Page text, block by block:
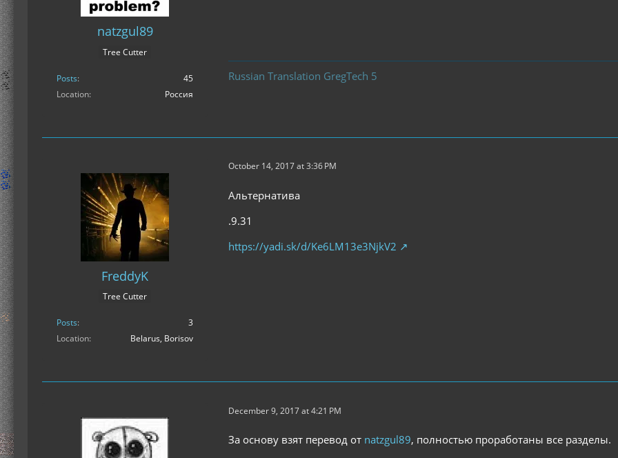
natzgul89
Tree Cutter
Posts
45
Location
Россия
Russian Translation GregTech 5
FreddyK
Tree Cutter
Posts
3
Location
Belarus, Borisov
October 14, 2017 at 3:36 PM
Альтернатива
.9.31
https://yadi.sk/d/Ke6LM13e3NjkV2
December 9, 2017 at 4:21 PM
За основу взят перевод от natzgul89, полностью проработаны все разделы.